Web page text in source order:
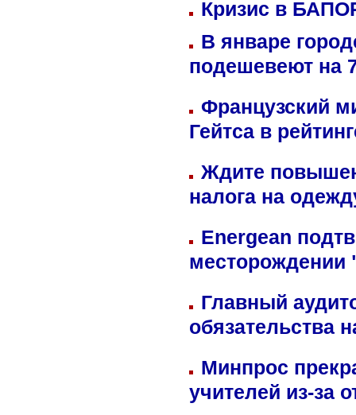
Кризис в
В январе
подешевеют на
Французский
Гейтса в
Ждите
налога на
Energean
Главный
обязательства
Минпрос
учителей из-за